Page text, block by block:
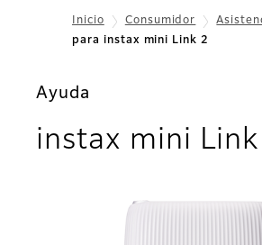
Inicio Consumidor
para instax mini Link 2
Ayuda
instax mini Link